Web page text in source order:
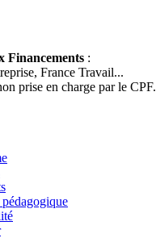
Financements :
France Travail...
prise en charge par le CPF.